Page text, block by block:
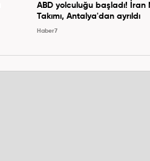
ABD yolculuğu başladı! İran
Takımı, Antalya'dan ayrıldı
Haber7